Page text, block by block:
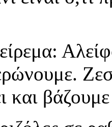
και βάζουμε